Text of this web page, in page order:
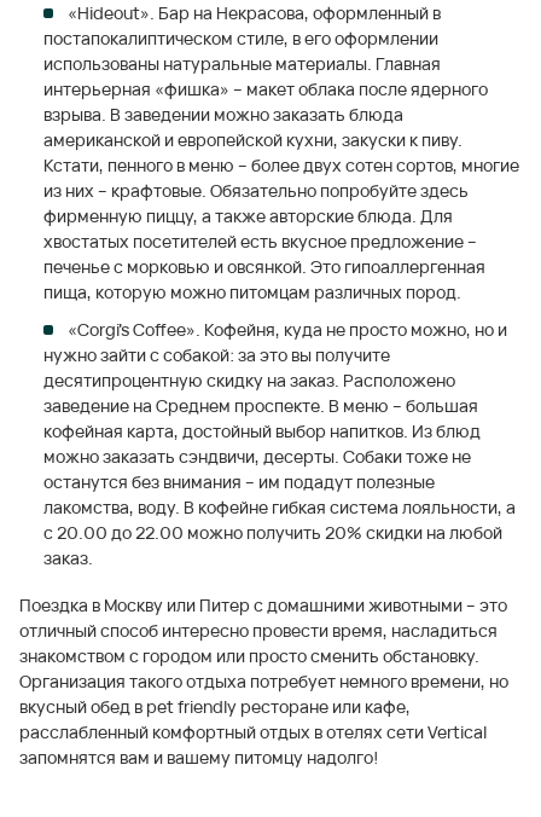
«Hideout». Бар на Некрасова, оформленный в
постапокалиптическом стиле, в его оформлении
использованы натуральные материалы. Главная
интерьерная «фишка» – макет облака после ядерного
взрыва. В заведении можно заказать блюда
американской и европейской кухни, закуски к пиву.
Кстати, пенного в меню – более двух сотен сортов, многие
из них – крафтовые. Обязательно попробуйте здесь
фирменную пиццу, а также авторские блюда. Для
хвостатых посетителей есть вкусное предложение –
печенье с морковью и овсянкой. Это гипоаллергенная
пища, которую можно питомцам различных пород.
«Corgi's Coffee». Кофейня, куда не просто можно, но и
нужно зайти с собакой: за это вы получите
десятипроцентную скидку на заказ. Расположено
заведение на Среднем проспекте. В меню – большая
кофейная карта, достойный выбор напитков. Из блюд
можно заказать сэндвичи, десерты. Собаки тоже не
останутся без внимания – им подадут полезные
лакомства, воду. В кофейне гибкая система лояльности, а
с 20.00 до 22.00 можно получить 20% скидки на любой
заказ.
Поездка в Москву или Питер с домашними животными – это
отличный способ интересно провести время, насладиться
знакомством с городом или просто сменить обстановку.
Организация такого отдыха потребует немного времени, но
вкусный обед в pet friendly ресторане или кафе,
расслабленный комфортный отдых в отелях сети Vertical
запомнятся вам и вашему питомцу надолго!